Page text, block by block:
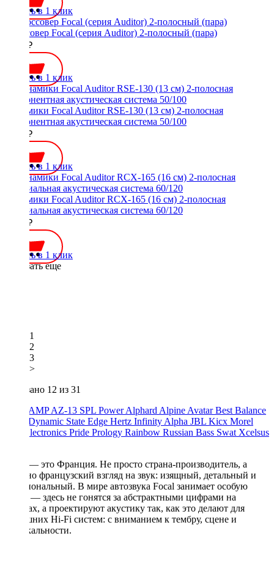
Купить в 1 клик
Кроссовер Focal (серия Auditor) 2-полосный (пара)
2500 ₽
Купить в 1 клик
Динамики Focal Auditor RSE-130 (13 см) 2-полосная
компонентная акустическая система 50/100
7350 ₽
Купить в 1 клик
Динамики Focal Auditor RCX-165 (16 см) 2-полосная
коаксиальная акустическая система 60/120
5700 ₽
Купить в 1 клик
Показать еще
1
2
3
>
Показано 12 из 31
AMP AZ-13 SPL Power Alphard Alpine Avatar Best Balance
Dynamic State Edge Hertz Infinity Alpha JBL Kicx Morel
Oris Electronics Pride Prology Rainbow Russian Bass Swat Xcelsus
Focal — это Франция. Не просто страна-производитель, а
именно французский взгляд на звук: изящный, детальный и
эмоциональный. В мире автозвука Focal занимает особую
нишу — здесь не гонятся за абстрактными цифрами на
стендах, а проектируют акустику так, как это делают для
домашних Hi-Fi систем: с вниманием к тембру, сцене и
музыкальности.